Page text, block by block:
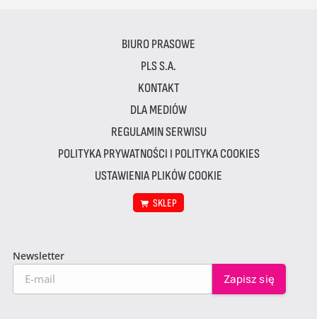
BIURO PRASOWE
PLS S.A.
KONTAKT
DLA MEDIÓW
REGULAMIN SERWISU
POLITYKA PRYWATNOŚCI I POLITYKA COOKIES
USTAWIENIA PLIKÓW COOKIE
SKLEP
Newsletter